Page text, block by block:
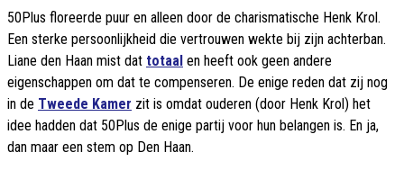
50Plus floreerde puur en alleen door de charismatische Henk Krol.
Een sterke persoonlijkheid die vertrouwen wekte bij zijn achterban.
Liane den Haan mist dat totaal en heeft ook geen andere
eigenschappen om dat te compenseren. De enige reden dat zij nog
in de Tweede Kamer zit is omdat ouderen (door Henk Krol) het
idee hadden dat 50Plus de enige partij voor hun belangen is. En ja,
dan maar een stem op Den Haan.